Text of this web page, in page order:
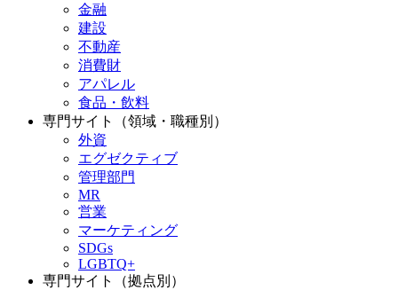
金融
建設
不動産
消費財
アパレル
食品・飲料
専門サイト（領域・職種別）
外資
エグゼクティブ
管理部門
MR
営業
マーケティング
SDGs
LGBTQ+
専門サイト（拠点別）